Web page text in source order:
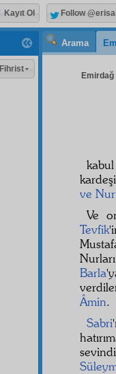
Arama
Emirdağ
ve
Ve
Tevfik
Barla
Âmin.
Sabri
Fihrist
Kayıt Ol Follow